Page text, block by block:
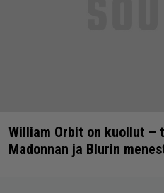
William Orbit on kuollut –
Madonnan ja Blurin